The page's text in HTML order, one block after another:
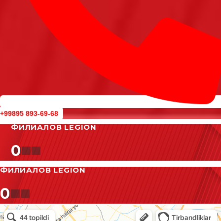
+99895 893-69-68
ФИЛИАЛОВ LEGION
0
ФИЛИАЛОВ LEGION
0